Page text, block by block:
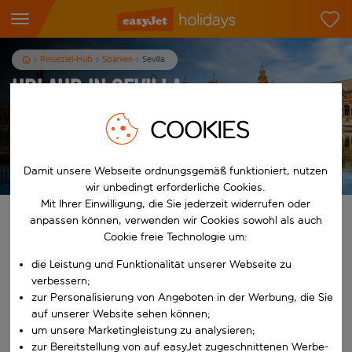
Reiseziel-Hub Spanien Sevilla
Urlaub in Sevilla
p.P. ab
Es gelten die AGB
Finde deinen perfekten Urlaub
Beginne mit der Eingabe für die automatische
Ab
Nach
COOKIES
Damit unsere Webseite ordnungsgemäß funktioniert, nutzen
wir unbedingt erforderliche Cookies.
Mit Ihrer Einwilligung, die Sie jederzeit widerrufen oder
anpassen können, verwenden wir Cookies sowohl als auch
Cookie freie Technologie um:
die Leistung und Funktionalität unserer Webseite zu
verbessern;
zur Personalisierung von Angeboten in der Werbung, die Sie
auf unserer Website sehen können;
um unsere Marketingleistung zu analysieren;
zur Bereitstellung von auf easyJet zugeschnittenen Werbe-